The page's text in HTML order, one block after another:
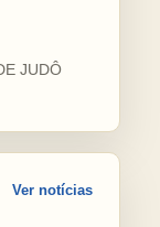
JUDÔ
Ver notícias